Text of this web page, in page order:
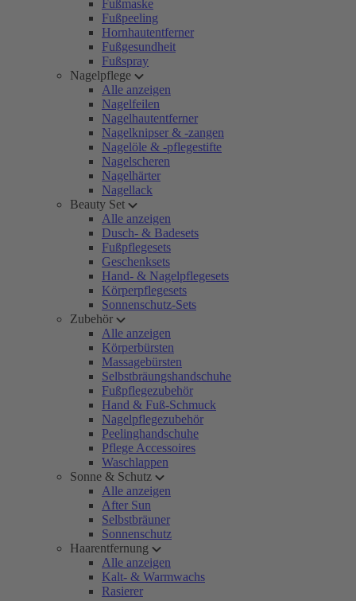
Fußmaske
Fußpeeling
Hornhautentferner
Fußgesundheit
Fußspray
Nagelpflege
Alle anzeigen
Nagelfeilen
Nagelhautentferner
Nagelknipser & -zangen
Nagelöle & -pflegestifte
Nagelscheren
Nagelhärter
Nagellack
Beauty Set
Alle anzeigen
Dusch- & Badesets
Fußpflegesets
Geschenksets
Hand- & Nagelpflegesets
Körperpflegesets
Sonnenschutz-Sets
Zubehör
Alle anzeigen
Körperbürsten
Massagebürsten
Selbstbräungshandschuhe
Fußpflegezubehör
Hand & Fuß-Schmuck
Nagelpflegezubehör
Peelinghandschuhe
Pflege Accessoires
Waschlappen
Sonne & Schutz
Alle anzeigen
After Sun
Selbstbräuner
Sonnenschutz
Haarentfernung
Alle anzeigen
Kalt- & Warmwachs
Rasierer